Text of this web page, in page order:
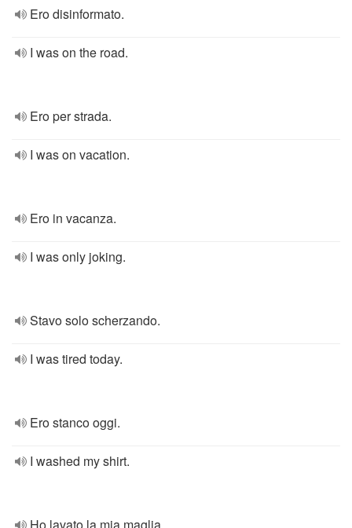
Ero disinformato.
I was on the road.
Ero per strada.
I was on vacation.
Ero in vacanza.
I was only joking.
Stavo solo scherzando.
I was tired today.
Ero stanco oggi.
I washed my shirt.